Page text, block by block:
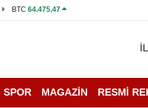
BTC 64.475,47
SPOR MAGAZİN RESMİ